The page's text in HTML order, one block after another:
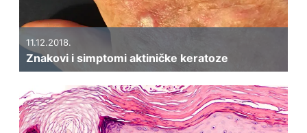
11.12.2018.
Znakovi i simptomi aktiničke keratoze